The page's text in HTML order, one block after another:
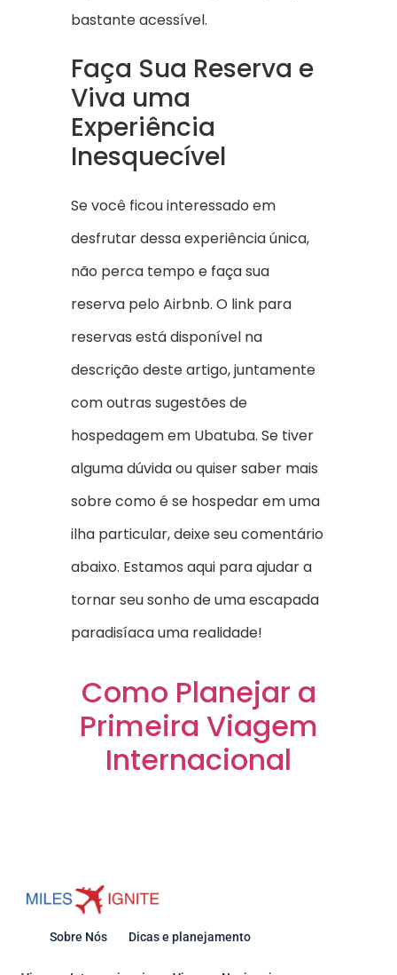
bastante acessível.
Faça Sua Reserva e
Viva uma
Experiência
Inesquecível
Se você ficou interessado em
desfrutar dessa experiência única,
não perca tempo e faça sua
reserva pelo Airbnb. O link para
reservas está disponível na
descrição deste artigo, juntamente
com outras sugestões de
hospedagem em Ubatuba. Se tiver
alguma dúvida ou quiser saber mais
sobre como é se hospedar em uma
ilha particular, deixe seu comentário
abaixo. Estamos aqui para ajudar a
tornar seu sonho de uma escapada
paradisíaca uma realidade!
Como Planejar a
Primeira Viagem
Internacional
Sobre Nós Dicas e planejamento